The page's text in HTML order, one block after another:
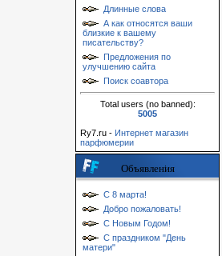
Длинные слова
А как относятся ваши
близкие к вашему
писательству?
Предложения по
улучшению сайта
Поиск соавтора
Total users (no banned):
5005
Ry7.ru - Интернет магазин
парфюмерии
Объявления
С 8 марта!
Добро пожаловать!
С Новым Годом!
С праздником "День
матери"